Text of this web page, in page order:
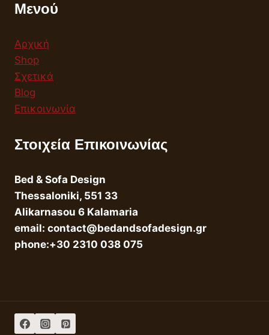
Μενού
Αρχική
Shop
Σχετικά
Blog
Επικοινωνία
Στοιχεία Επικοινωνίας
Bed & Sofa Design
Thessaloniki, 551 33
Alikarnasou 6 Kalamaria
email: contact@bedandsofadesign.gr
phone:+30 2310 038 075